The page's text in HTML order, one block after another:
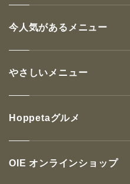
OIE オンラインショップ
今人気があるメニュー
やさしいメニュー
Hoppetaグルメ